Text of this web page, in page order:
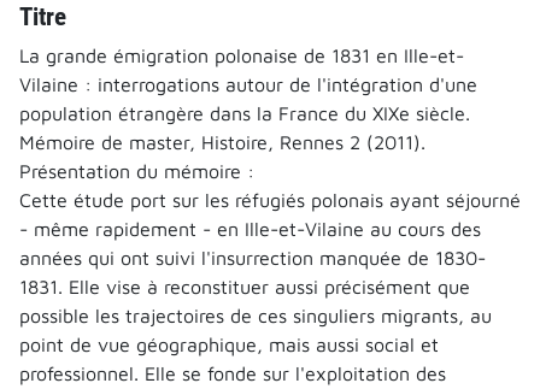
Titre
La grande émigration polonaise de 1831 en Ille-et-
Vilaine : interrogations autour de l'intégration d'une
population étrangère dans la France du XIXe siècle.
Mémoire de master, Histoire, Rennes 2 (2011).
Présentation du mémoire :
Cette étude port sur les réfugiés polonais ayant séjourné
- même rapidement - en Ille-et-Vilaine au cours des
années qui ont suivi l'insurrection manquée de 1830-
1831. Elle vise à reconstituer aussi précisément que
possible les trajectoires de ces singuliers migrants, au
point de vue géographique, mais aussi social et
professionnel. Elle se fonde sur l'exploitation des